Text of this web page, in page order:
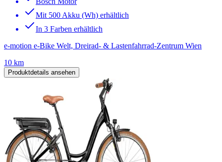
Mit 500 Akku (Wh) erhältlich
In 3 Farben erhältlich
e-motion e-Bike Welt, Dreirad- & Lastenfahrrad-Zentrum Wien
10 km
Produktdetails ansehen